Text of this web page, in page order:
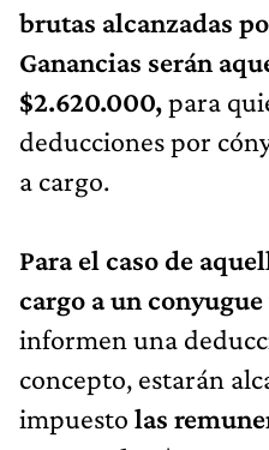
brutas alcanzadas
Ganancias serán
$2.620.000,para
deducciones por
a cargo.
Para el caso de
cargo a un conyugue
informen una
concepto, estarán
impuesto las